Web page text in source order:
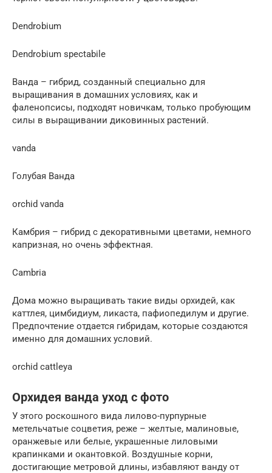
Dendrobium
Dendrobium spectabile
Ванда – гибрид, созданный специально для
выращивания в домашних условиях, как и
фаленопсисы, подходят новичкам, только пробующим
силы в выращивании диковинных растений.
vanda
Голубая Ванда
orchid vanda
Камбрия – гибрид с декоративными цветами, немного
капризная, но очень эффектная.
Cambria
Дома можно выращивать такие виды орхидей, как
каттлея, цимбидиум, ликаста, пафиопедилум и другие.
Предпочтение отдается гибридам, которые создаются
именно для домашних условий.
orchid cattleya
Орхидея ванда уход с фото
У этого роскошного вида лилово-пурпурные
метельчатые соцветия, реже – желтые, малиновые,
оранжевые или белые, украшенные лиловыми
крапинками и окантовкой. Воздушные корни,
достигающие метровой длины, избавляют ванду от